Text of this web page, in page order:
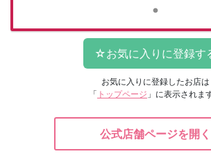
お気に入りに登録したお店は
「 トップページ 」に表示されま
公式店舗ページを開く